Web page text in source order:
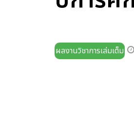
ผลงานวิชาการเล่มเต็ม